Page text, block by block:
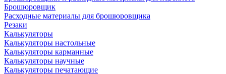
Брошюровщик
Расходные материалы для брошюровщика
Резаки
Калькуляторы
Калькуляторы настольные
Калькуляторы карманные
Калькуляторы научные
Калькуляторы печатающие